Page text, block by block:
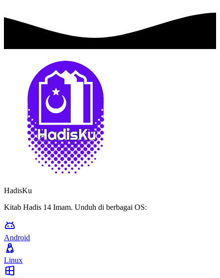
HadisKu
Kitab Hadis 14 Imam. Unduh di berbagai OS:
Android
Linux